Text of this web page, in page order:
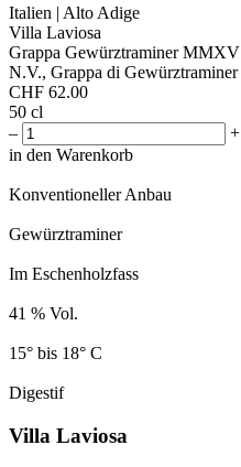
Italien | Alto Adige
Villa Laviosa
Grappa Gewürztraminer MMXV
N.V., Grappa di Gewürztraminer
CHF 62.00
50 cl
–
+
in den Warenkorb
Konventioneller Anbau
Gewürztraminer
Im Eschenholzfass
41 % Vol.
15° bis 18° C
Digestif
Villa Laviosa